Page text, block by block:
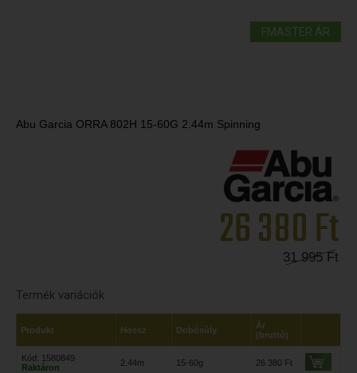
FMASTER ÁR
Abu Garcia ORRA 802H 15-60G 2.44m Spinning
26 380Ft
31 995Ft
Termék variációk
Produkt Hossz Dobósúly
Ár
(bruttó)
Kód: 1580849
Raktáron
2.44m 15-60g 26 380 Ft